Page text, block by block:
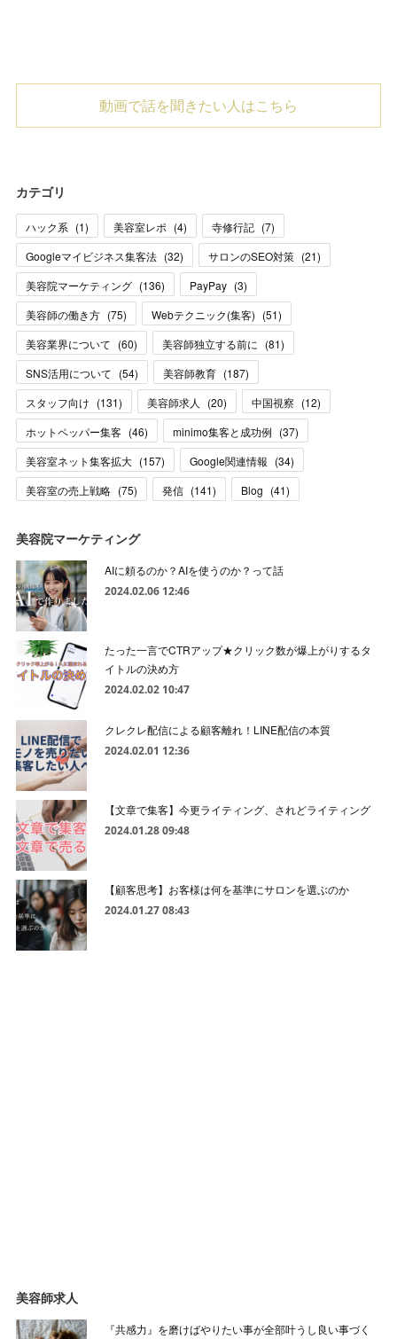
動画で話を聞きたい人はこちら
カテゴリ
ハック系 (1) 美容室レポ (4) 寺修行記 (7)
Googleマイビジネス集客法 (32) サロンのSEO対策 (21)
美容院マーケティング (136) PayPay (3)
美容師の働き方 (75) Webテクニック(集客) (51)
美容業界について (60) 美容師独立する前に (81)
SNS活用について (54) 美容師教育 (187)
スタッフ向け (131) 美容師求人 (20) 中国視察 (12)
ホットペッパー集客 (46) minimo集客と成功例 (37)
美容室ネット集客拡大 (157) Google関連情報 (34)
美容室の売上戦略 (75) 発信 (141) Blog (41)
美容院マーケティング
AIに頼るのか？AIを使うのか？って話
2024.02.06 12:46
たった一言でCTRアップ★クリック数が爆上がりするタ
イトルの決め方
2024.02.02 10:47
クレクレ配信による顧客離れ！LINE配信の本質
2024.02.01 12:36
【文章で集客】今更ライティング、されどライティング
2024.01.28 09:48
【顧客思考】お客様は何を基準にサロンを選ぶのか
2024.01.27 08:43
美容師求人
『共感力』を磨けばやりたい事が全部叶うし良い事づく